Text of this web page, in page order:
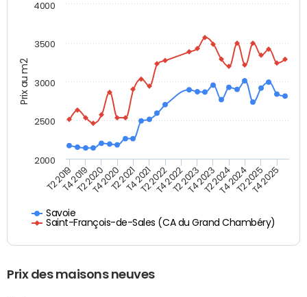
Prix au m2
Savoie
Saint-François-de-Sales (CA du Grand Chambéry)
T2 2019T4 2019T2 2020T4 2020T2 2021T4 2021T2 2022T4 2022T2 2023T4 2023T2 2024T4 2024T2 2025T4 2025
2000
2500
3000
3500
4000
Prix des maisons neuves